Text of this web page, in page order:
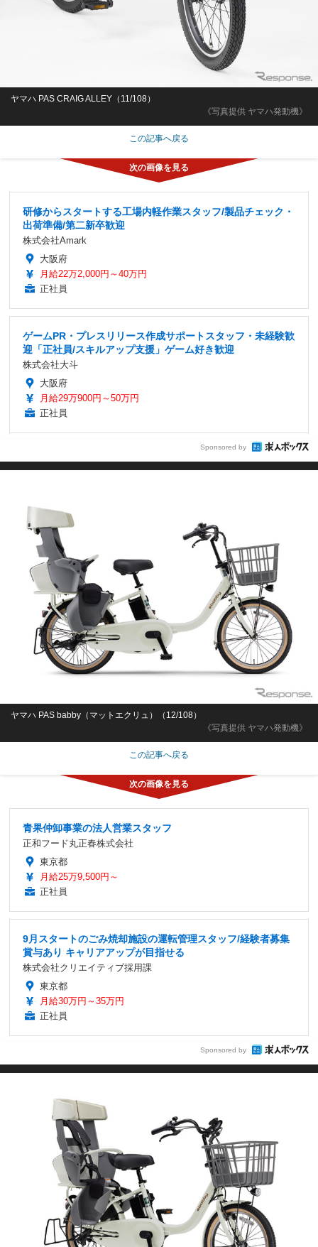
《写真提供 ヤマハ発動機》
ヤマハ PAS CRAIG ALLEY（11/108）
この記事へ戻る
研修からスタートする工場内軽作業スタッフ/製品チェック・
出荷準備/第二新卒歓迎
株式会社Amark
大阪府
月給22万2,000円～40万円
正社員
ゲームPR・プレスリリース作成サポートスタッフ・未経験歓
迎「正社員/スキルアップ支援」ゲーム好き歓迎
株式会社大斗
大阪府
月給29万900円～50万円
正社員
Sponsored by
《写真提供 ヤマハ発動機》
ヤマハ PAS babby（マットエクリュ）（12/108）
この記事へ戻る
青果仲卸事業の法人営業スタッフ
正和フード丸正春株式会社
東京都
月給25万9,500円～
正社員
9月スタートのごみ焼却施設の運転管理スタッフ/経験者募集
賞与あり キャリアアップが目指せる
株式会社クリエイティブ採用課
東京都
月給30万円～35万円
正社員
Sponsored by